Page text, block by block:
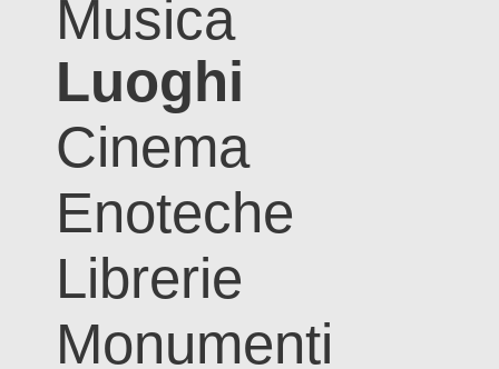
Musica
Luoghi
Cinema
Enoteche
Librerie
Monumenti